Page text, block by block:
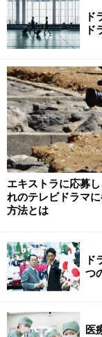
ド
ド
エキストラに応募
れのテレビドラマ
方法とは
ド
つ
医